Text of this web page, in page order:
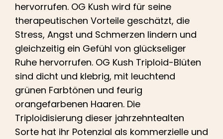
hervorrufen. OG Kush wird für seine
therapeutischen Vorteile geschätzt, die
Stress, Angst und Schmerzen lindern und
gleichzeitig ein Gefühl von glückseliger
Ruhe hervorrufen. OG Kush Triploid-Blüten
sind dicht und klebrig, mit leuchtend
grünen Farbtönen und feurig
orangefarbenen Haaren. Die
Triploidisierung dieser jahrzehntealten
Sorte hat ihr Potenzial als kommerzielle und